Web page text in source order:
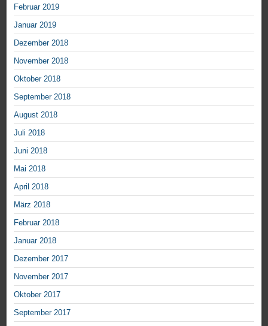
Februar 2019
Januar 2019
Dezember 2018
November 2018
Oktober 2018
September 2018
August 2018
Juli 2018
Juni 2018
Mai 2018
April 2018
März 2018
Februar 2018
Januar 2018
Dezember 2017
November 2017
Oktober 2017
September 2017